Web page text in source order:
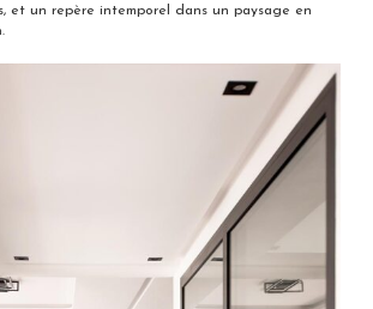
et un repère intemporel dans un paysage en